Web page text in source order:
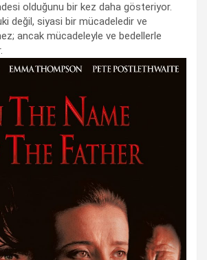
olduğunu bir kez daha gösteriyor.
değil, siyasi bir mücadeledir ve
ancak mücadeleyle ve bedellerle